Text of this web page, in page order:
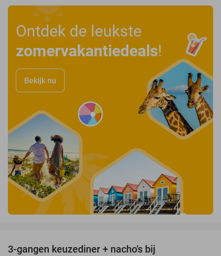
Ontdek de leukste
zomervakantiedeals!
Bekijk nu
3-gangen keuzediner + nacho's bij